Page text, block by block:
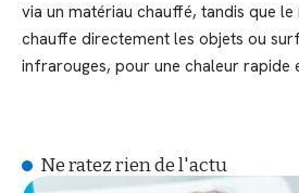
via un matériau chauffé, tandis que
chauffe directement les objets ou
infrarouges, pour une chaleur rapide
Ne ratez rien de l'actu